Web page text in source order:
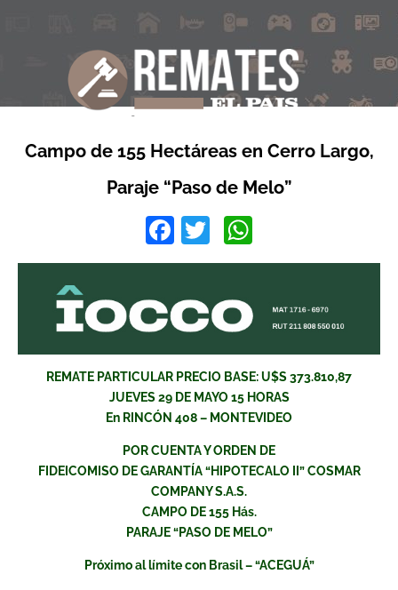
Campo de 155 Hectáreas en Cerro Largo,
Paraje “Paso de Melo”
Facebook
Twitter
REMATE PARTICULAR PRECIO BASE: U$S 373.810,87
JUEVES 29 DE MAYO 15 HORAS
En RINCÓN 408 – MONTEVIDEO
POR CUENTA Y ORDEN DE
FIDEICOMISO DE GARANTÍA “HIPOTECALO II” COSMAR
COMPANY S.A.S.
CAMPO DE 155 Hás.
PARAJE “PASO DE MELO”
Próximo al límite con Brasil – “ACEGUÁ”